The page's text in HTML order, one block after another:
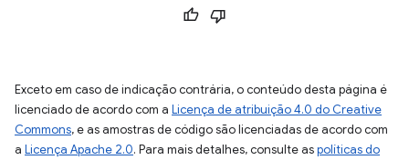
Exceto em caso de indicação contrária, o conteúdo desta página é
licenciado de acordo com a Licença de atribuição 4.0 do Creative
Commons, e as amostras de código são licenciadas de acordo com
a Licença Apache 2.0. Para mais detalhes, consulte aspolíticas do